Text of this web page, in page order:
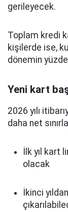
gerileyecek.
Toplam kredi
kişilerde ise,
dönemin
Yeni kart
2026 yılı
daha net
İlk yıl kart
olacak
İkinci